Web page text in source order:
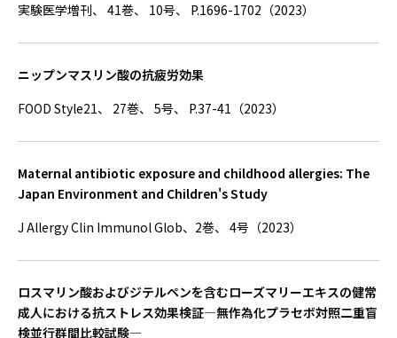
実験医学増刊、 41巻、 10号、 P.1696-1702（2023）
ニップンマスリン酸の抗疲労効果
FOOD Style21、 27巻、 5号、 P.37-41（2023）
Maternal antibiotic exposure and childhood allergies: The
Japan Environment and Children's Study
J Allergy Clin Immunol Glob、2巻、 4号（2023）
ロスマリン酸およびジテルペンを含むローズマリーエキスの健常
成人における抗ストレス効果検証―無作為化プラセボ対照二重盲
検並行群間比較試験―